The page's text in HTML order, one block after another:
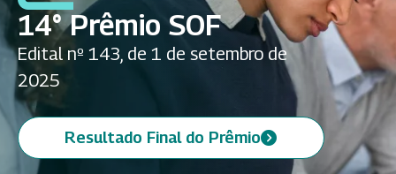
14° Prêmio SOF
Edital nº 143, de 1 de setembro de
2025
Resultado Final do Prêmio
(abre em nova aba)